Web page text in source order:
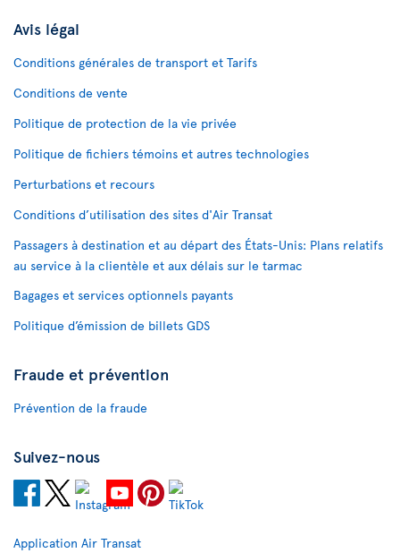
Avis légal
Conditions générales de transport et Tarifs
Conditions de vente
Politique de protection de la vie privée
Politique de fichiers témoins et autres technologies
Perturbations et recours
Conditions d’utilisation des sites d'Air Transat
Passagers à destination et au départ des États-Unis: Plans relatifs
au service à la clientèle et aux délais sur le tarmac
Bagages et services optionnels payants
Politique d’émission de billets GDS
Fraude et prévention
Prévention de la fraude
Suivez-nous
Application Air Transat